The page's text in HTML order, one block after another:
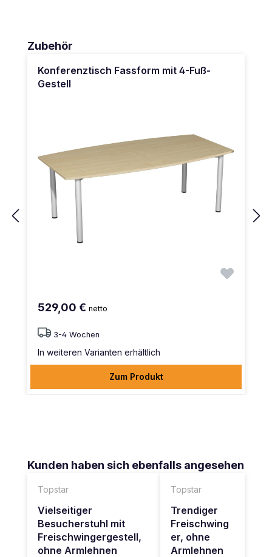
Produktgalerie überspringen
Zubehör
Konferenztisch Fassform mit 4-Fuß-
Gestell
529,00 € netto
3-4 Wochen
In weiteren Varianten erhältlich
Zum Produkt
Produktgalerie überspringen
Kunden haben sich ebenfalls angesehen
Topstar
Vielseitiger
Besucherstuhl mit
Freischwingergestell,
ohne Armlehnen
Topstar
Trendiger
Freischwing
er, ohne
Armlehnen